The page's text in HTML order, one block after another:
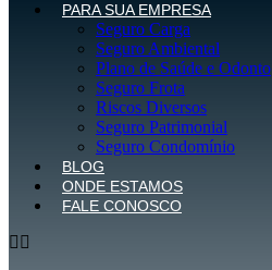
PARA SUA EMPRESA
Seguro Carga
Seguro Ambiental
Plano de Saúde e Odonto
Seguro Frota
Riscos Diversos
Seguro Patrimonial
Seguro Condomínio
BLOG
ONDE ESTAMOS
FALE CONOSCO